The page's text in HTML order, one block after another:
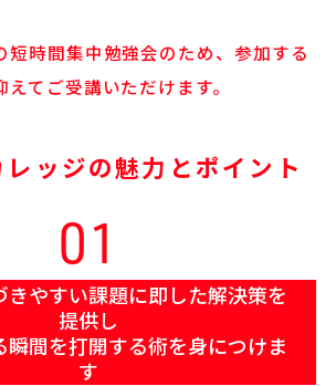
短時間集中勉強会のため、参加する
てご受講いただけます。
ッジの魅力とポイント
01
きやすい課題に即した解決策を
提供し
瞬間を打開する術を身につけま
す